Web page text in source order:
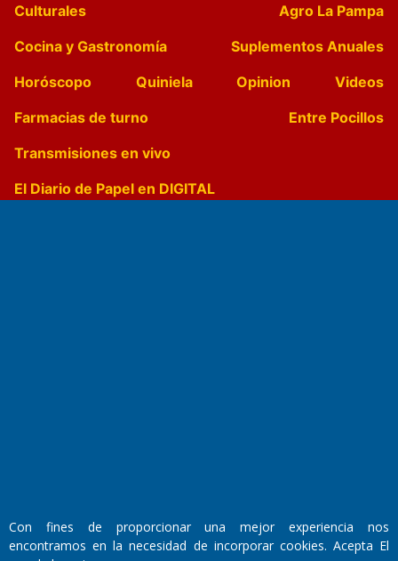
Culturales
Agro La Pampa
Cocina y Gastronomía
Suplementos Anuales
Horóscopo
Quiniela Opinion
Videos
Farmacias de turno
Entre Pocillos
Transmisiones en vivo
El Diario de Papel en DIGITAL
Director Periodístico:
Walter René Goñi
Con fines de proporcionar una mejor experiencia nos
encontramos en la necesidad de incorporar cookies. Acepta El